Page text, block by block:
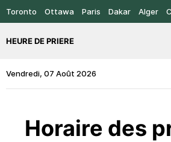
Toronto Ottawa Paris Dakar Alger
HEURE DE PRIERE
Vendredi, 07 Août 2026
Horaire des